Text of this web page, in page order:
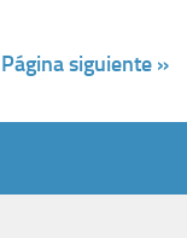
Página siguiente »